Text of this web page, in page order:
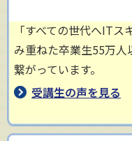
「すべての世代へIT
み重ねた卒業生55万
繋がっています。
受講生の声を見る